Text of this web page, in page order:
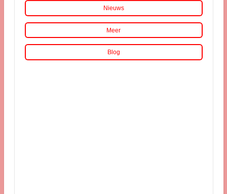
Nieuws
Meer
Blog